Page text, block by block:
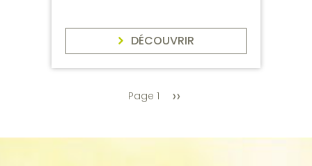
DÉCOUVRIR
Page 1
Page
››